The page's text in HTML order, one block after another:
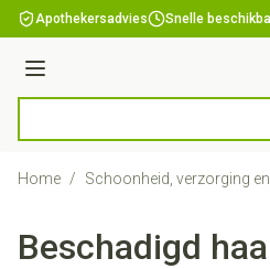
Ga naar de inhoud
Apothekersadvies Snelle
Menu
Home / Schoonheid, verzorging
Beschadigd